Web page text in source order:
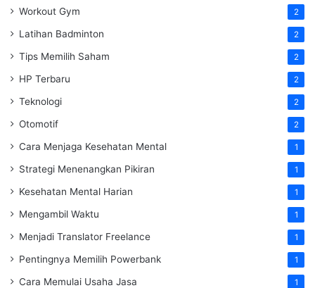
Workout Gym 2
Latihan Badminton 2
Tips Memilih Saham 2
HP Terbaru 2
Teknologi 2
Otomotif 2
Cara Menjaga Kesehatan Mental 1
Strategi Menenangkan Pikiran 1
Kesehatan Mental Harian 1
Mengambil Waktu 1
Menjadi Translator Freelance 1
Pentingnya Memilih Powerbank 1
Cara Memulai Usaha Jasa 1